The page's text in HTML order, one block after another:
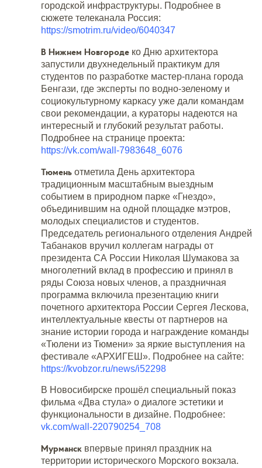
городской инфраструктуры. Подробнее в
сюжете телеканала Россия:
https://smotrim.ru/video/6040347
В Нижнем Новгороде ко Дню архитектора
запустили двухнедельный практикум для
студентов по разработке мастер-плана города
Бенгази, где эксперты по водно-зеленому и
социокультурному каркасу уже дали командам
свои рекомендации, а кураторы надеются на
интересный и глубокий результат работы.
Подробнее на странице проекта:
https://vk.com/wall-7983648_6076
Тюмень отметила День архитектора
традиционным масштабным выездным
событием в природном парке «Гнездо»,
объединившим на одной площадке мэтров,
молодых специалистов и студентов.
Председатель регионального отделения Андрей
Табанаков вручил коллегам награды от
президента СА России Николая Шумакова за
многолетний вклад в профессию и принял в
ряды Союза новых членов, а праздничная
программа включила презентацию книги
почетного архитектора России Сергея Лескова,
интеллектуальные квесты от партнеров на
знание истории города и награждение команды
«Тюлени из Тюмени» за яркие выступления на
фестивале «АРХИГЕШ». Подробнее на сайте:
https://kvobzor.ru/news/i52298
В Новосибирске прошёл специальный показ
фильма «Два стула» о диалоге эстетики и
функциональности в дизайне. Подробнее:
vk.com/wall-220790254_708
Мурманск впервые принял праздник на
территории исторического Морского вокзала.